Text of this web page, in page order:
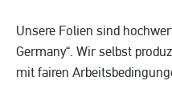
Unsere Folien sind
Germany“. Wir selbst
mit fairen